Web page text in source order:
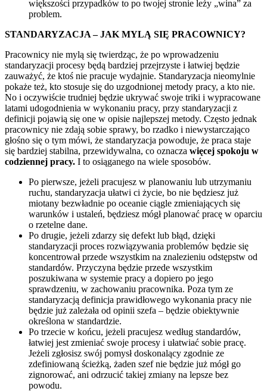
większości przypadków to po twojej stronie leży „wina” za
problem.
STANDARYZACJA – JAK MYLĄ SIĘ PRACOWNICY?
Pracownicy nie mylą się twierdząc, że po wprowadzeniu
standaryzacji procesy będą bardziej przejrzyste i łatwiej będzie
zauważyć, że ktoś nie pracuje wydajnie. Standaryzacja nieomylnie
pokaże też, kto stosuje się do uzgodnionej metody pracy, a kto nie.
No i oczywiście trudniej będzie ukrywać swoje triki i wypracowane
latami udogodnienia w wykonaniu pracy, przy standaryzacji z
definicji pojawią się one w opisie najlepszej metody. Często jednak
pracownicy nie zdają sobie sprawy, bo rzadko i niewystarczająco
głośno się o tym mówi, że standaryzacja powoduje, że praca staje
się bardziej stabilna, przewidywalna, co oznacza więcej spokoju w
codziennej pracy. I to osiąganego na wiele sposobów.
Po pierwsze, jeżeli pracujesz w planowaniu lub utrzymaniu
ruchu, standaryzacja ułatwi ci życie, bo nie będziesz już
miotany bezwładnie po oceanie ciągle zmieniających się
warunków i ustaleń, będziesz mógł planować pracę w oparciu
o rzetelne dane.
Po drugie, jeżeli zdarzy się defekt lub błąd, dzięki
standaryzacji proces rozwiązywania problemów będzie się
koncentrował przede wszystkim na znalezieniu odstępstw od
standardów. Przyczyna będzie przede wszystkim
poszukiwana w systemie pracy a dopiero po jego
sprawdzeniu, w zachowaniu pracownika. Poza tym ze
standaryzacją definicja prawidłowego wykonania pracy nie
będzie już zależała od opinii szefa – będzie obiektywnie
określona w standardzie.
Po trzecie w końcu, jeżeli pracujesz według standardów,
łatwiej jest zmieniać swoje procesy i ułatwiać sobie pracę.
Jeżeli zgłosisz swój pomysł doskonalący zgodnie ze
zdefiniowaną ścieżką, żaden szef nie będzie już mógł go
zignorować, ani odrzucić takiej zmiany na lepsze bez
powodu.